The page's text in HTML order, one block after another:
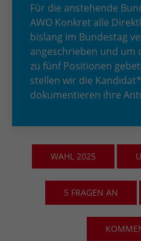
Für die anstehende
AWO Konkret alle
bislang im Bundestag
angeschrieben und um
zu fünf Positionen
stellen wir die
dokumentieren ihre
WAHL 2025
5 FRAGEN AN